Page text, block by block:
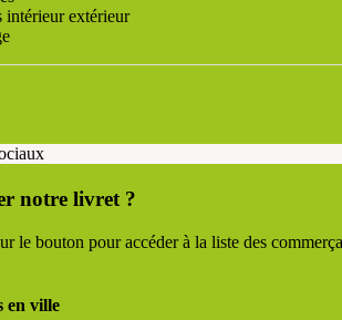
intérieur extérieur
notre livret ?
le bouton pour accéder à la liste des
en ville